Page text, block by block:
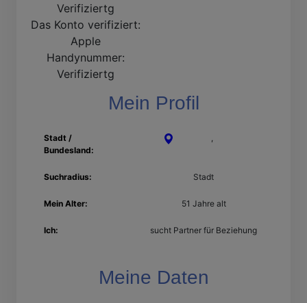
Verifiziertg
Das Konto verifiziert:
Apple
Handynummer:
Verifiziertg
Mein Profil
Stadt /
Bundesland:
,
Suchradius: Stadt
Mein Alter: 51 Jahre alt
Ich: sucht Partner für Beziehung
Meine Daten